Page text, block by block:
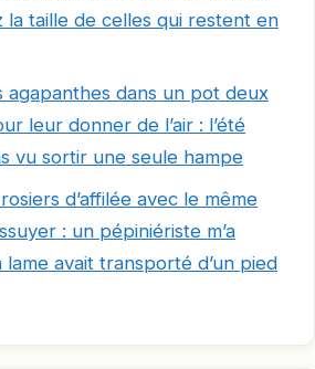
la taille de celles qui restent en
agapanthes dans un pot deux
leur donner de l’air : l’été
vu sortir une seule hampe
d’affilée avec le même
: un pépiniériste m’a
avait transporté d’un pied